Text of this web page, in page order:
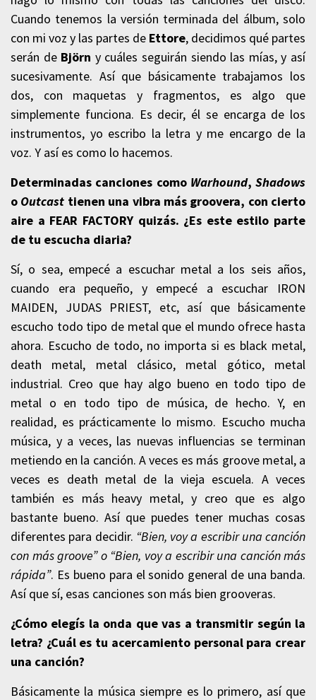
Cuando tenemos la versión terminada del álbum, solo
con mi voz y las partes de Ettore, decidimos qué partes
serán de Björn y cuáles seguirán siendo las mías, y así
sucesivamente. Así que básicamente trabajamos los
dos, con maquetas y fragmentos, es algo que
simplemente funciona. Es decir, él se encarga de los
instrumentos, yo escribo la letra y me encargo de la
voz. Y así es como lo hacemos.
Determinadas canciones como Warhound, Shadows
o Outcast tienen una vibra más groovera, con cierto
aire a FEAR FACTORY quizás. ¿Es este estilo parte
de tu escucha diaria?
Sí, o sea, empecé a escuchar metal a los seis años,
cuando era pequeño, y empecé a escuchar IRON
MAIDEN, JUDAS PRIEST, etc, así que básicamente
escucho todo tipo de metal que el mundo ofrece hasta
ahora. Escucho de todo, no importa si es black metal,
death metal, metal clásico, metal gótico, metal
industrial. Creo que hay algo bueno en todo tipo de
metal o en todo tipo de música, de hecho. Y, en
realidad, es prácticamente lo mismo. Escucho mucha
música, y a veces, las nuevas influencias se terminan
metiendo en la canción. A veces es más groove metal, a
veces es death metal de la vieja escuela. A veces
también es más heavy metal, y creo que es algo
bastante bueno. Así que puedes tener muchas cosas
diferentes para decidir. “Bien, voy a escribir una canción
con más groove” o “Bien, voy a escribir una canción más
rápida”. Es bueno para el sonido general de una banda.
Así que sí, esas canciones son más bien grooveras.
¿Cómo elegís la onda que vas a transmitir según la
letra? ¿Cuál es tu acercamiento personal para crear
una canción?
Básicamente la música siempre es lo primero, así que